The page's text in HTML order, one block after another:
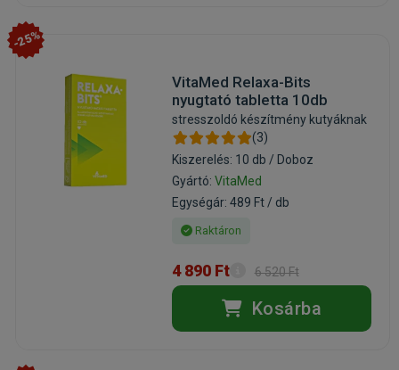
-25%
VitaMed Relaxa-Bits
nyugtató tabletta 10db
stresszoldó készítmény kutyáknak
(3)
Kiszerelés: 10 db / Doboz
Gyártó: VitaMed
Egységár: 489 Ft / db
Raktáron
4 890 Ft 6 520 Ft
Kosárba